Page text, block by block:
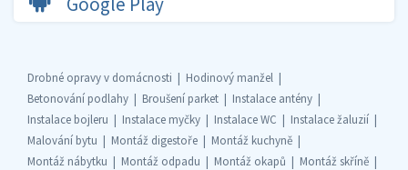
Drobné opravy v domácnosti
Hodinový manžel
Betonování podlahy
Broušení parket
Instalace antény
Instalace bojleru
Instalace myčky Instalace WC
Instalace žaluzií
Malování bytu
Montáž digestoře
Montáž kuchyně
Montáž nábytku
Montáž odpadu Montáž okapů
Montáž skříně